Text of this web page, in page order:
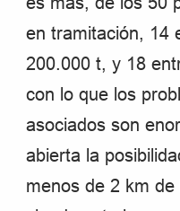
en tramitación, 14
200.000 t, y 18
con lo que los
asociados son
abierta la
menos de 2 km